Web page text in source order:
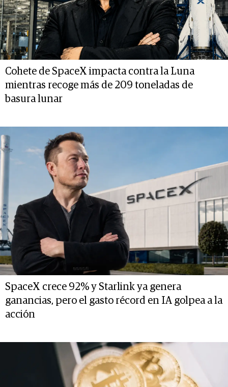
Cohete de SpaceX impacta contra la Luna
mientras recoge más de 209 toneladas de
basura lunar
SpaceX crece 92% y Starlink ya genera
ganancias, pero el gasto récord en IA golpea a la
acción